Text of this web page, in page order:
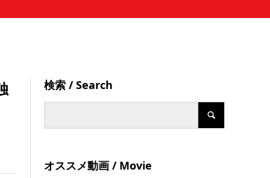
検索 / Search
オススメ動画 / Movie